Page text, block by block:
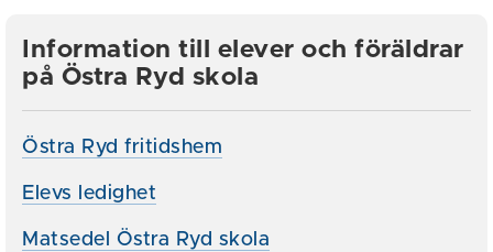
Information till elever och föräldrar
på Östra Ryd skola
Östra Ryd fritidshem
Elevs ledighet
Matsedel Östra Ryd skola